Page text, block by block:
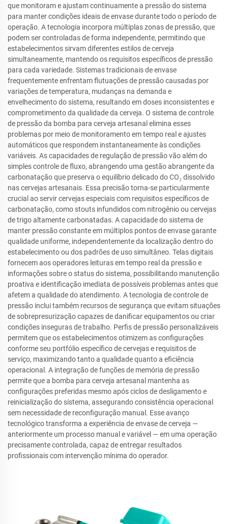
que monitoram e ajustam continuamente a pressão do sistema
para manter condições ideais de envase durante todo o período de
operação. A tecnologia incorpora múltiplas zonas de pressão, que
podem ser controladas de forma independente, permitindo que
estabelecimentos sirvam diferentes estilos de cerveja
simultaneamente, mantendo os requisitos específicos de pressão
para cada variedade. Sistemas tradicionais de envase
frequentemente enfrentam flutuações de pressão causadas por
variações de temperatura, mudanças na demanda e
envelhecimento do sistema, resultando em doses inconsistentes e
comprometimento da qualidade da cerveja. O sistema de controle
de pressão da bomba para cerveja artesanal elimina esses
problemas por meio de monitoramento em tempo real e ajustes
automáticos que respondem instantaneamente às condições
variáveis. As capacidades de regulação de pressão vão além do
simples controle de fluxo, abrangendo uma gestão abrangente da
carbonatação que preserva o equilíbrio delicado do CO₂ dissolvido
nas cervejas artesanais. Essa precisão torna-se particularmente
crucial ao servir cervejas especiais com requisitos específicos de
carbonatação, como stouts infundidos com nitrogênio ou cervejas
de trigo altamente carbonatadas. A capacidade do sistema de
manter pressão constante em múltiplos pontos de envase garante
qualidade uniforme, independentemente da localização dentro do
estabelecimento ou dos padrões de uso simultâneo. Telas digitais
fornecem aos operadores leituras em tempo real da pressão e
informações sobre o status do sistema, possibilitando manutenção
proativa e identificação imediata de possíveis problemas antes que
afetem a qualidade do atendimento. A tecnologia de controle de
pressão inclui também recursos de segurança que evitam situações
de sobrepresurização capazes de danificar equipamentos ou criar
condições inseguras de trabalho. Perfis de pressão personalizáveis
permitem que os estabelecimentos otimizem as configurações
conforme seu portfólio específico de cervejas e requisitos de
serviço, maximizando tanto a qualidade quanto a eficiência
operacional. A integração de funções de memória de pressão
permite que a bomba para cerveja artesanal mantenha as
configurações preferidas mesmo após ciclos de desligamento e
reinicialização do sistema, assegurando consistência operacional
sem necessidade de reconfiguração manual. Esse avanço
tecnológico transforma a experiência de envase de cerveja —
anteriormente um processo manual e variável — em uma operação
precisamente controlada, capaz de entregar resultados
profissionais com intervenção mínima do operador.